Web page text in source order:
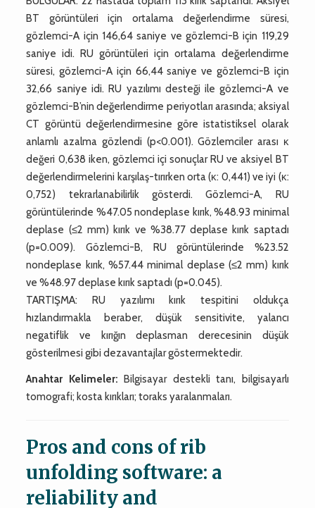
BT görüntüleri için ortalama değerlendirme süresi,
gözlemci-A için 146,64 saniye ve gözlemci-B için 119,29
saniye idi. RU görüntüleri için ortalama değerlendirme
süresi, gözlemci-A için 66,44 saniye ve gözlemci-B için
32,66 saniye idi. RU yazılımı desteği ile gözlemci-A ve
gözlemci-B’nin değerlendirme periyotları arasında; aksiyal
CT görüntü değerlendirmesine göre istatistiksel olarak
anlamlı azalma gözlendi (p<0.001). Gözlemciler arası κ
değeri 0,638 iken, gözlemci içi sonuçlar RU ve aksiyel BT
değerlendirmelerini karşılaş-tırırken orta (κ: 0,441) ve iyi (κ:
0,752) tekrarlanabilirlik gösterdi. Gözlemci-A, RU
görüntülerinde %47.05 nondeplase kırık, %48.93 minimal
deplase (≤2 mm) kırık ve %38.77 deplase kırık saptadı
(p=0.009). Gözlemci-B, RU görüntülerinde %23.52
nondeplase kırık, %57.44 minimal deplase (≤2 mm) kırık
ve %48.97 deplase kırık saptadı (p=0.045).
TARTIŞMA: RU yazılımı kırık tespitini oldukça
hızlandırmakla beraber, düşük sensitivite, yalancı
negatiflik ve kırığın deplasman derecesinin düşük
gösterilmesi gibi dezavantajlar göstermektedir.
Anahtar Kelimeler: Bilgisayar destekli tanı, bilgisayarlı
tomografi; kosta kırıkları; toraks yaralanmaları.
Pros and cons of rib
unfolding software: a
reliability and